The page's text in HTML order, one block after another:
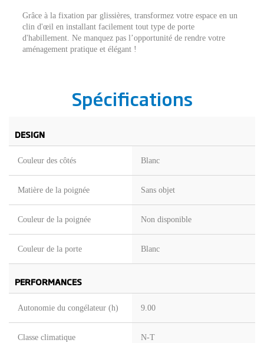
Grâce à la fixation par glissières, transformez votre espace en un
clin d'œil en installant facilement tout type de porte
d'habillement. Ne manquez pas l’opportunité de rendre votre
aménagement pratique et élégant !
Spécifications
DESIGN
Couleur des côtés Blanc
Matière de la poignée Sans objet
Couleur de la poignée Non disponible
Couleur de la porte Blanc
PERFORMANCES
Autonomie du congélateur (h) 9.00
Classe climatique N-T